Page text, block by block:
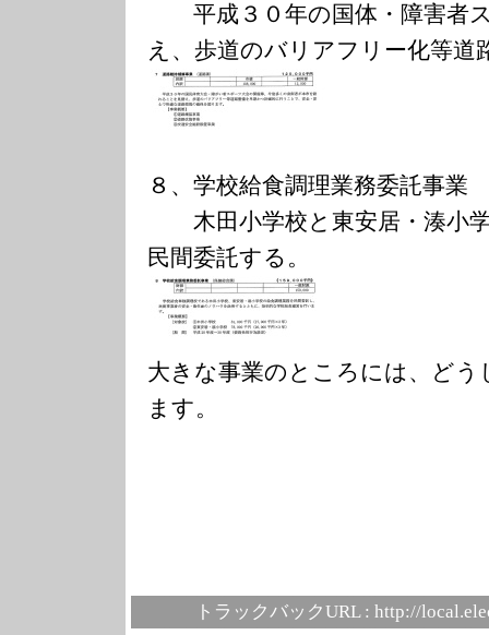
平成３０年の国体・障害者
え、歩道のバリアフリー化等道
８、学校給食調理業務委託
木田小学校と東安居・湊小
民間委託する。
大きな事業のところには、ど
ます。
トラックバックURL : http://